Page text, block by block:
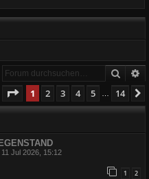
Suche
Seite 1von 14
1 2 3 4 5 14
11 Jul 2026, 15:12
1 2